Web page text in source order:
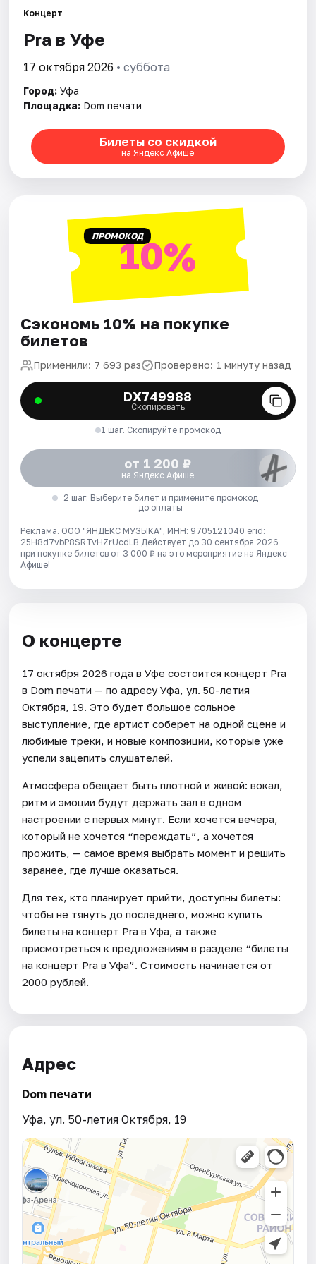
Площадки
Артисты
Рейтинги
Концерт
Pra в Уфе
17 октября 2026 • суббота
Город: Уфа
Площадка: Dom печати
Билеты со скидкой
на Яндекс Афише
ПРОМОКОД10%
Сэкономь 10% на покупке
билетов
Применили: 7 693 раз Проверено: 1 минуту назад
DX749988
Скопировать
1 шаг. Скопируйте промокод
от 1 200 ₽
на Яндекс Афише
2 шаг. Выберите билет и примените промокод
до оплаты
Реклама. ООО "ЯНДЕКС МУЗЫКА", ИНН: 9705121040 erid:
25H8d7vbP8SRTvHZrUcdLB Действует до 30 сентября 2026
при покупке билетов от 3 000 ₽ на это мероприятие на Яндекс
Афише!
О концерте
17 октября 2026 года в Уфе состоится концерт Pra
в Dom печати — по адресу Уфа, ул. 50-летия
Октября, 19. Это будет большое сольное
выступление, где артист соберет на одной сцене и
любимые треки, и новые композиции, которые уже
успели зацепить слушателей.
Атмосфера обещает быть плотной и живой: вокал,
ритм и эмоции будут держать зал в одном
настроении с первых минут. Если хочется вечера,
который не хочется “переждать”, а хочется
прожить, — самое время выбрать момент и решить
заранее, где лучше оказаться.
Для тех, кто планирует прийти, доступны билеты:
чтобы не тянуть до последнего, можно купить
билеты на концерт Pra в Уфа, а также
присмотреться к предложениям в разделе “билеты
на концерт Pra в Уфа”. Стоимость начинается от
2000 рублей.
Адрес
Dom печати
Уфа, ул. 50-летия Октября, 19